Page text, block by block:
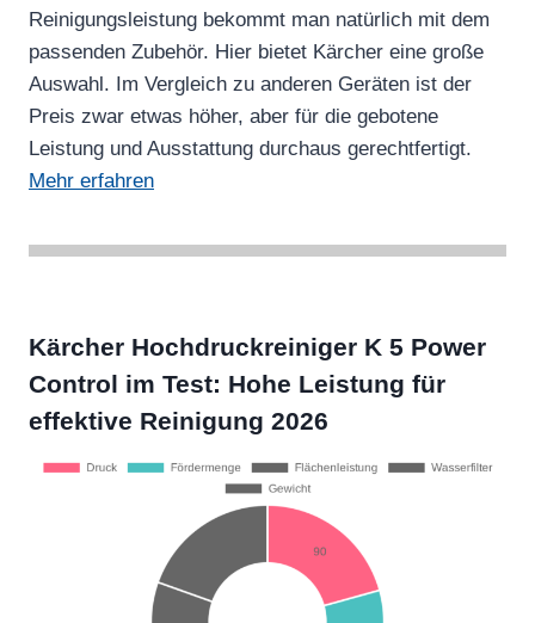
Reinigungsleistung bekommt man natürlich mit dem
passenden Zubehör. Hier bietet Kärcher eine große
Auswahl. Im Vergleich zu anderen Geräten ist der
Preis zwar etwas höher, aber für die gebotene
Leistung und Ausstattung durchaus gerechtfertigt.
Mehr erfahren
Kärcher Hochdruckreiniger K 5 Power
Control im Test: Hohe Leistung für
effektive Reinigung 2026